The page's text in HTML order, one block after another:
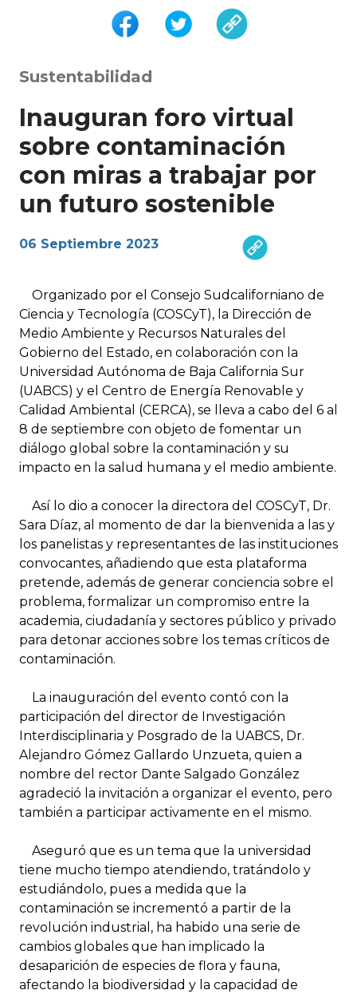
Sustentabilidad
Inauguran foro virtual
sobre contaminación
con miras a trabajar por
un futuro sostenible
06 Septiembre 2023
Organizado por el Consejo Sudcaliforniano de
Ciencia y Tecnología (COSCyT), la Dirección de
Medio Ambiente y Recursos Naturales del
Gobierno del Estado, en colaboración con la
Universidad Autónoma de Baja California Sur
(UABCS) y el Centro de Energía Renovable y
Calidad Ambiental (CERCA), se lleva a cabo del 6 al
8 de septiembre con objeto de fomentar un
diálogo global sobre la contaminación y su
impacto en la salud humana y el medio ambiente.
Así lo dio a conocer la directora del COSCyT, Dr.
Sara Díaz, al momento de dar la bienvenida a las y
los panelistas y representantes de las instituciones
convocantes, añadiendo que esta plataforma
pretende, además de generar conciencia sobre el
problema, formalizar un compromiso entre la
academia, ciudadanía y sectores público y privado
para detonar acciones sobre los temas críticos de
contaminación.
La inauguración del evento contó con la
participación del director de Investigación
Interdisciplinaria y Posgrado de la UABCS, Dr.
Alejandro Gómez Gallardo Unzueta, quien a
nombre del rector Dante Salgado González
agradeció la invitación a organizar el evento, pero
también a participar activamente en el mismo.
Aseguró que es un tema que la universidad
tiene mucho tiempo atendiendo, tratándolo y
estudiándolo, pues a medida que la
contaminación se incrementó a partir de la
revolución industrial, ha habido una serie de
cambios globales que han implicado la
desaparición de especies de flora y fauna,
afectando la biodiversidad y la capacidad de